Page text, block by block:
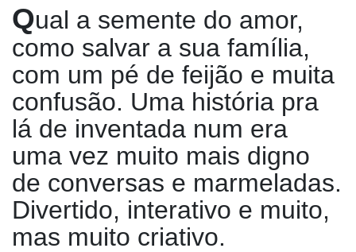
Qual a semente do amor,
como salvar a sua família,
com um pé de feijão e muita
confusão. Uma história pra
lá de inventada num era
uma vez muito mais digno
de conversas e marmeladas.
Divertido, interativo e muito,
mas muito criativo.